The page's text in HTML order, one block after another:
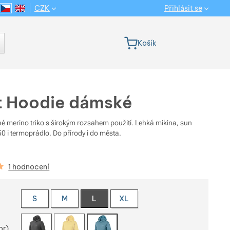
dámské
merino triko s širokým rozsahem použití. Lehká mikina, sun
i termoprádlo. Do přírody i do města.
1 hodnocení
variantu
S M L XL
verze
CS EN
CZK Přihlásit se
Košík